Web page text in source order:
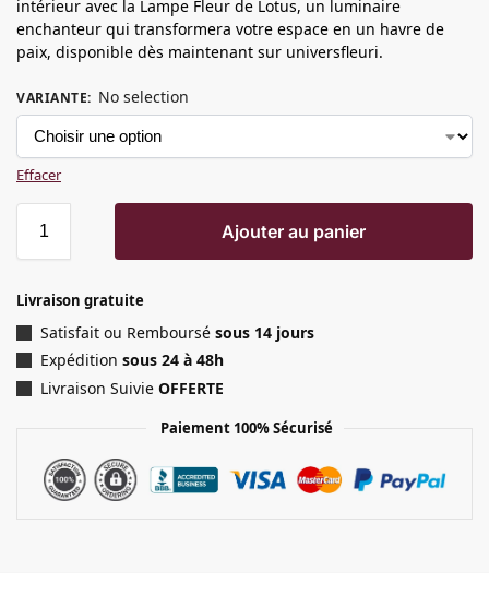
intérieur avec la Lampe Fleur de Lotus, un luminaire
enchanteur qui transformera votre espace en un havre de
paix, disponible dès maintenant sur universfleuri.
VARIANTE: No selection
Effacer
Ajouter au panier
Livraison gratuite
Satisfait ou Remboursé sous 14 jours
Expédition sous 24 à 48h
Livraison Suivie OFFERTE
Paiement 100% Sécurisé